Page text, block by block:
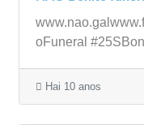
oFuneral
Hai 10 anos